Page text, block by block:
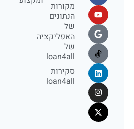
מקורות
הנתונים
של
האפליקציה
של
loan4all
סקירות
loan4all